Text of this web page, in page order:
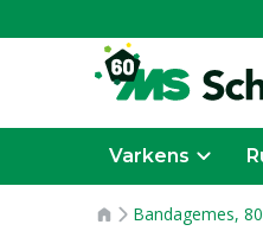
Varkens
Bandagemes,